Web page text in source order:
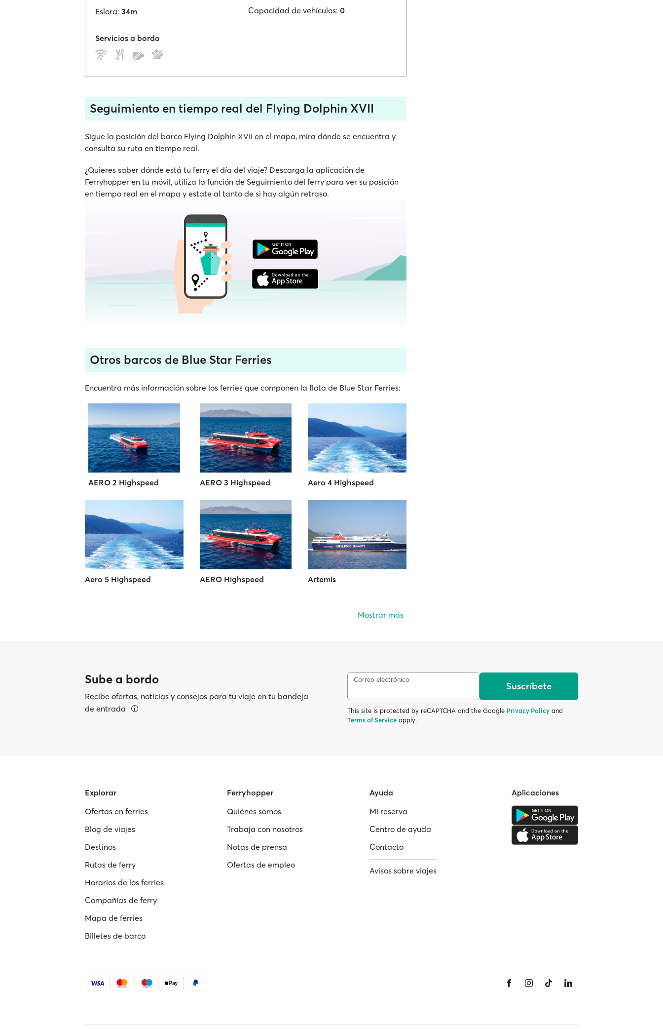
Eslora: 34m
Capacidad de vehículos: 0
Servicios a bordo
Seguimiento en tiempo real del Flying Dolphin XVII
Sigue la posición del barco Flying Dolphin XVII en el mapa, mira dónde se encuentra y
consulta su ruta en tiempo real.
¿Quieres saber dónde está tu ferry el día del viaje? Descarga la aplicación de
Ferryhopper en tu móvil, utiliza la función de Seguimiento del ferry para ver su posición
en tiempo real en el mapa y estate al tanto de si hay algún retraso.
Otros barcos de Blue Star Ferries
Encuentra más información sobre los ferries que componen la flota de Blue Star Ferries:
AERO 2 Highspeed AERO 3 Highspeed Aero 4 Highspeed
Aero 5 Highspeed AERO Highspeed Artemis
Mostrar más
Sube a bordo
Recibe ofertas, noticias y consejos para tu viaje en tu bandeja
de entrada
Correo electrónico
Suscríbete
This site is protected by reCAPTCHA and the Google Privacy Policy and
Terms of Service apply.
Explorar
Ofertas en ferries
Blog de viajes
Destinos
Rutas de ferry
Horarios de los ferries
Compañías de ferry
Mapa de ferries
Billetes de barco
Ferryhopper
Quiénes somos
Trabaja con nosotros
Notas de prensa
Ofertas de empleo
Ayuda
Mi reserva
Centro de ayuda
Contacto
Avisos sobre viajes
Aplicaciones